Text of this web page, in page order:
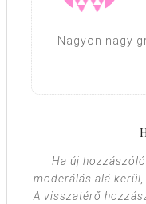
Nagyon nagy
Ha új
moderálás alá
A visszatérő